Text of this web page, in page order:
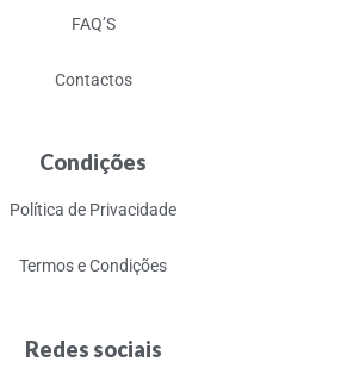
FAQ’S
Contactos
Condições
Política de Privacidade
Termos e Condições
Redes sociais